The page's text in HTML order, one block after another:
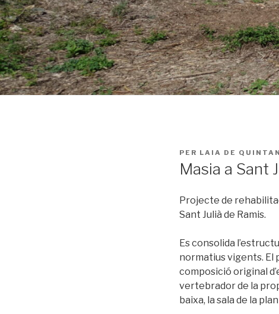
PUBLICAT
PER LAIA DE
Masia a Sant
Projecte de
Sant Julià de Ramis.
Es consolida
normatius vigents. El
composició original
vertebrador de la
baixa, la sala de la